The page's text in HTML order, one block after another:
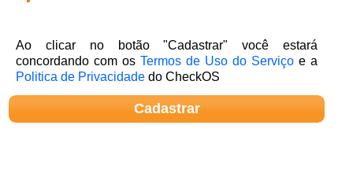
Ao clicar no botão "Cadastrar" você estará
concordando com osTermos de Uso do Serviço e a
Politica de Privacidade do CheckOS